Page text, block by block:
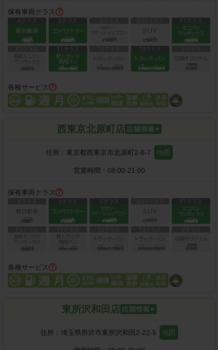
保有車両クラス
各種サービス
西東京北原町店
住所： 東京都西東京市北原町2-8-7 地図
営業時間： 08:00-21:00
保有車両クラス
各種サービス
東所沢和田店
住所： 埼玉県所沢市東所沢和田2-22-5 地図